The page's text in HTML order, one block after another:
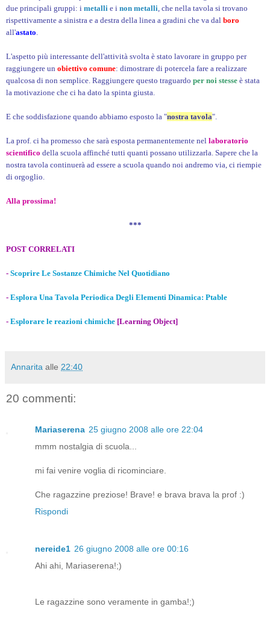
due principali gruppi: i metalli e i non metalli , che nella tavola si trovano
rispettivamente a sinistra e a destra della linea a gradini che va dal boro
all'astato
L'aspetto più interessante dell'attività svolta è stato lavorare in gruppo per
raggiungere un obiettivo comune: dimostrare di potercela fare a realizzare
qualcosa di non semplice. Raggiungere questo traguardo per noi stesse è stata
la motivazione che ci ha dato la spinta giusta.
E che soddisfazione quando abbiamo esposto la "nostra tavola".
La prof. ci ha promesso che sarà esposta permanentemente nel laboratorio
scientifico della scuola affinché tutti quanti possano utilizzarla. Sapere che la
nostra tavola continuerà ad essere a scuola quando noi andremo via, ci riempie
di orgoglio.
Alla prossima!
***
POST CORRELATI
- Scoprire Le Sostanze Chimiche Nel Quotidiano
- Esplora Una Tavola Periodica Degli Elementi Dinamica: Ptable
- Esplorare le reazioni chimiche [Learning Object]
Annarita alle 22:40
20 commenti:
Mariaserena 25 giugno 2008 alle ore 22:04
mmm nostalgia di scuola...
mi fai venire voglia di ricominciare.
Che ragazzine preziose! Brave! e brava brava la prof :)
Rispondi
nereide1 26 giugno 2008 alle ore 00:16
Ahi ahi, Mariaserena!;)
Le ragazzine sono veramente in gamba!;)